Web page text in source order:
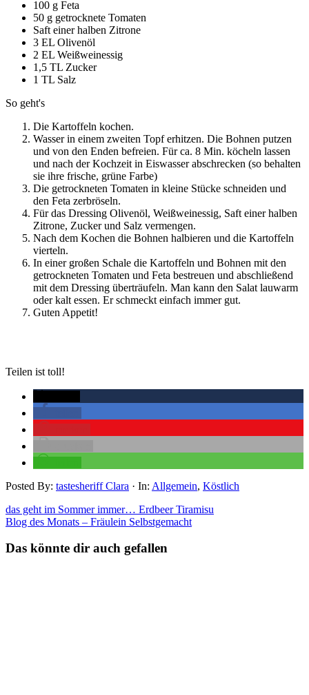
100 g Feta
50 g getrocknete Tomaten
Saft einer halben Zitrone
3 EL Olivenöl
2 EL Weißweinessig
1,5 TL Zucker
1 TL Salz
So geht's
Die Kartoffeln kochen.
Wasser in einem zweiten Topf erhitzen. Die Bohnen putzen
und von den Enden befreien. Für ca. 8 Min. köcheln lassen
und nach der Kochzeit in Eiswasser abschrecken (so behalten
sie ihre frische, grüne Farbe)
Die getrockneten Tomaten in kleine Stücke schneiden und
den Feta zerbröseln.
Für das Dressing Olivenöl, Weißweinessig, Saft einer halben
Zitrone, Zucker und Salz vermengen.
Nach dem Kochen die Bohnen halbieren und die Kartoffeln
vierteln.
In einer großen Schale die Kartoffeln und Bohnen mit den
getrockneten Tomaten und Feta bestreuen und abschließend
mit dem Dressing überträufeln. Man kann den Salat lauwarm
oder kalt essen. Er schmeckt einfach immer gut.
Guten Appetit!
Teilen ist toll!
Posted By: tastesheriff Clara · In: Allgemein, Köstlich
das geht im Sommer immer… Erdbeer Tiramisu
Blog des Monats – Fräulein Selbstgemacht
Das könnte dir auch gefallen